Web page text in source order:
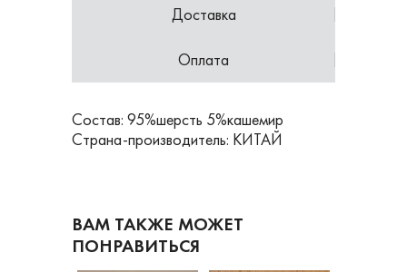
Доставка
Оплата
Состав: 95%шерсть 5%кашемир
Страна-производитель: КИТАЙ
ВАМ ТАКЖЕ МОЖЕТ
ПОНРАВИТЬСЯ